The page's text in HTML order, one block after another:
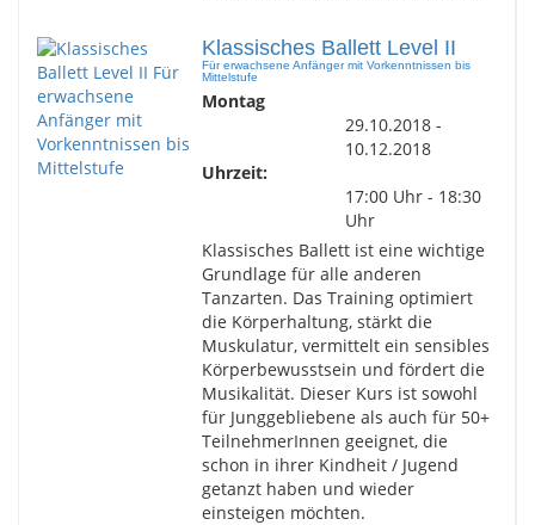
Klassisches Ballett Level II
Für erwachsene Anfänger mit Vorkenntnissen bis
Mittelstufe
Montag
29.10.2018 -
10.12.2018
Uhrzeit:
17:00 Uhr - 18:30
Uhr
Klassisches Ballett ist eine wichtige
Grundlage für alle anderen
Tanzarten. Das Training optimiert
die Körperhaltung, stärkt die
Muskulatur, vermittelt ein sensibles
Körperbewusstsein und fördert die
Musikalität. Dieser Kurs ist sowohl
für Junggebliebene als auch für 50+
TeilnehmerInnen geeignet, die
schon in ihrer Kindheit / Jugend
getanzt haben und wieder
einsteigen möchten.